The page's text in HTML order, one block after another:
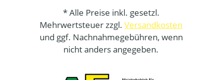
* Alle Preise inkl. gesetzl.
Mehrwertsteuer zzgl. Versandkosten
und ggf. Nachnahmegebühren, wenn
nicht anders angegeben.